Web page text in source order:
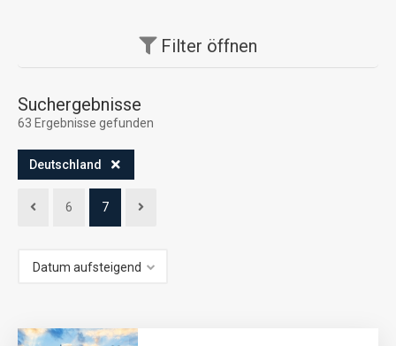
Filter öffnen
Suchergebnisse
63 Ergebnisse gefunden
Deutschland
6 7